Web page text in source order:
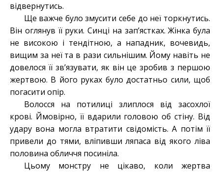
відвернутись.
Ще важче було змусити себе до неї торкнутись.
Він оглянув її руки. Синці на зап’ястках. Жінка була
не високою і тендітною, а нападник, вочевидь,
вищим за неї та в рази сильнішим. Йому навіть не
довелося її зв’язувати, як він це зробив з першою
жертвою. В його руках було достатньо сили, щоб
погасити опір.
Волосся на потилиці злиплося від засохлої
крові. Ймовірно, її вдарили головою об стіну. Від
удару вона могла втратити свідомість. А потім її
привели до тями, вліпивши ляпаса від якого ліва
половина обличчя посиніла.
Цьому монстру не цікаво, коли жертва